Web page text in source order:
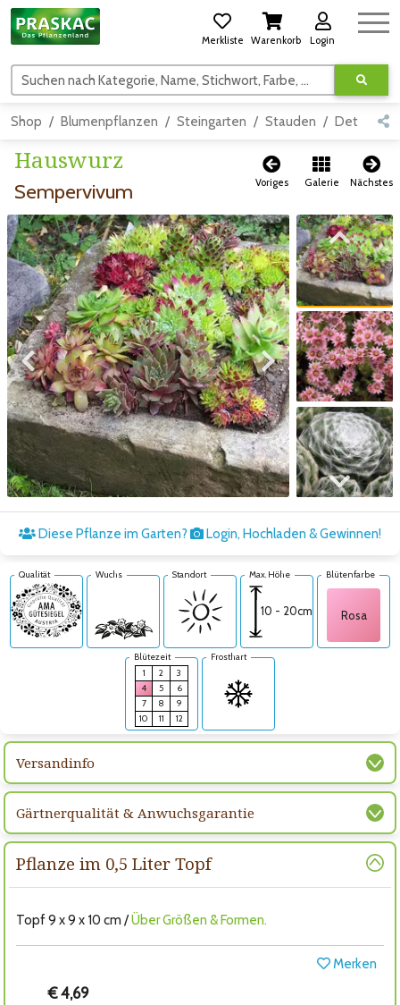
Merkliste Warenkorb Login
Suchen nach Kategorie, Name, Stichwort, Farbe, usw.
Shop Blumenpflanzen Steingarten Stauden Detail
Hauswurz
Sempervivum Voriges Galerie Nächstes
Zum vorigen Bild Zum nächsten Bild
Zum vorigen Bild
Zum nächsten Bild
Diese Pflanze im Garten? Login, Hochladen & Gewinnen!
Qualität Wuchs Standort Max. Höhe
10 - 20cm
Blütenfarbe
Rosa
Blütezeit
1
2
3
4
5
6
7
8
9
10
11 12
Frosthart
Versandinfo
Gärtnerqualität & Anwuchsgarantie
Pflanze im 0,5 Liter Topf
Topf 9 x 9 x 10 cm /Über Größen & Formen.
Merken
€ 4,69